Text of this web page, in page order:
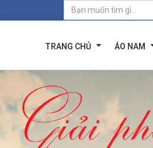
TRANG CHỦ ÁO NAM